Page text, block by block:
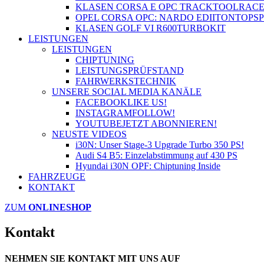
KLASEN CORSA E OPC TRACKTOOL
OPEL CORSA OPC: NARDO EDIITON
KLASEN GOLF VI R600TURBOKIT
LEISTUNGEN
LEISTUNGEN
CHIPTUNING
LEISTUNGSPRÜFSTAND
FAHRWERKSTECHNIK
UNSERE SOCIAL MEDIA KANÄLE
FACEBOOKLIKE US!
INSTAGRAMFOLLOW!
YOUTUBEJETZT ABONNIEREN!
NEUSTE VIDEOS
i30N: Unser Stage-3 Upgrade Turbo 350 PS!
Audi S4 B5: Einzelabstimmung auf 430 PS
Hyundai i30N OPF: Chiptuning Inside
FAHRZEUGE
KONTAKT
ZUM ONLINESHOP
Kontakt
NEHMEN SIE KONTAKT MIT UNS AUF